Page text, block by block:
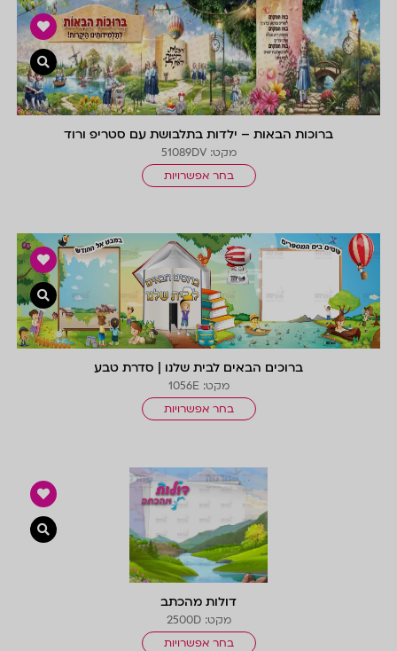
ברוכות הבאות – ילדות בתלבושת עם סטריפ ורוד
מקט: 51089DV
בחר אפשרויות
ברוכים הבאים לבית שלנו | סדרת טבע
מקט: 1056E
בחר אפשרויות
דולות מהכתב
מקט: 2500D
בחר אפשרויות